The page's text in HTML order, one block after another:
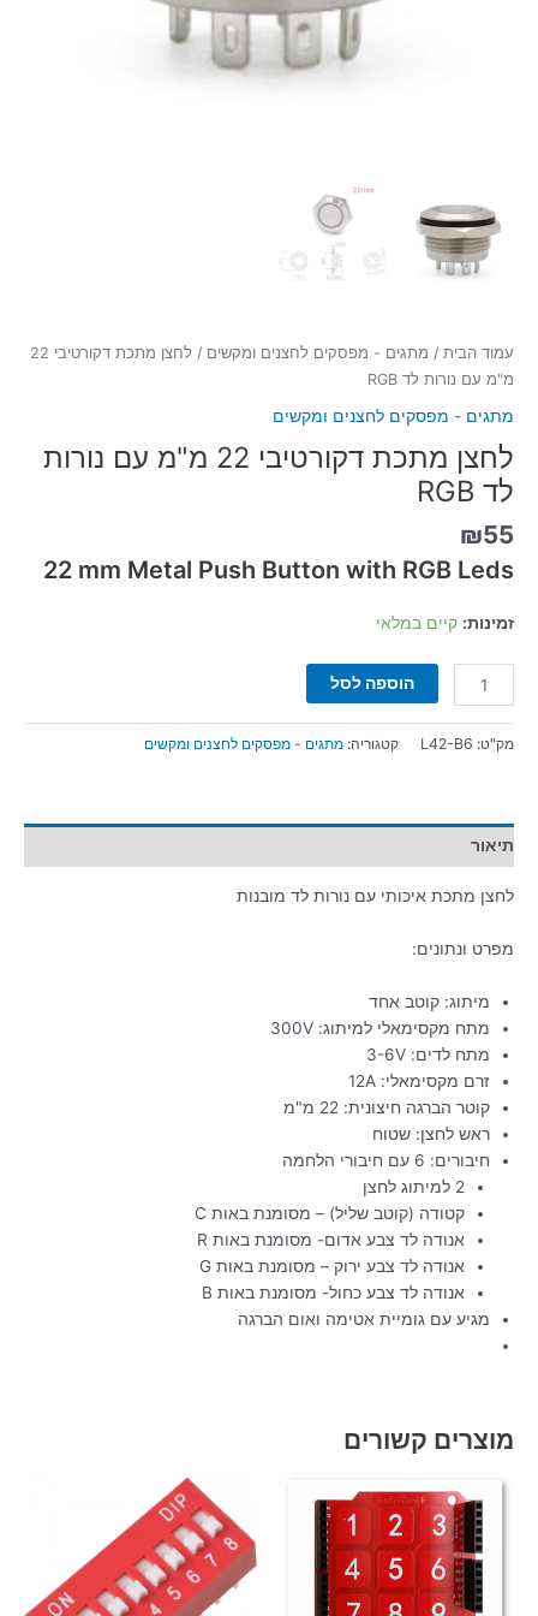
עמוד הבית / מתגים - מפסקים לחצנים ומקשים
/ לחצן מתכת דקורטיבי 22
מ"מ עם נורות לד RGB
מתגים - מפסקים לחצנים ומקשים
לחצן מתכת דקורטיבי 22 מ"מ עם נורות
לד RGB
₪55
22 mm Metal Push Button with RGB Leds
זמינות: קיים במלאי
הוספה לסל
מק"ט: L42-B6 קטגוריה: מתגים - מפסקים לחצנים ומקשים
תיאור
לחצן מתכת איכותי עם נורות לד מובנות
מפרט ונתונים:
מיתוג: קוטב אחד
מתח מקסימאלי למיתוג: 300V
מתח לדים: 3-6V
זרם מקסימאלי: 12A
קוטר הברגה חיצונית: 22 מ"מ
ראש לחצן: שטוח
חיבורים: 6 עם חיבורי הלחמה
2 למיתוג לחצן
קטודה (קוטב שליל) – מסומנת באות C
אנודה לד צבע אדום- מסומנת באות R
אנודה לד צבע ירוק – מסומנת באות G
אנודה לד צבע כחול- מסומנת באות B
מגיע עם גומיית אטימה ואום הברגה
מוצרים קשורים